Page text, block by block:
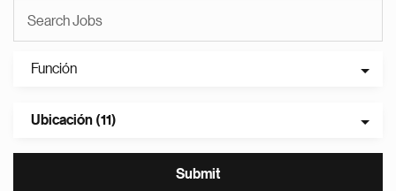
Función
Ubicación (11)